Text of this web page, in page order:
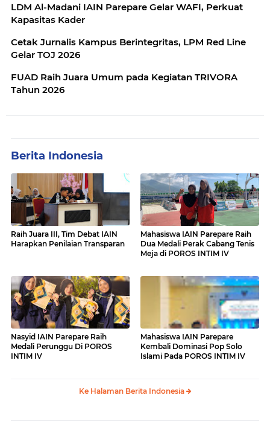
LDM Al-Madani IAIN Parepare Gelar WAFI, Perkuat
Kapasitas Kader
Cetak Jurnalis Kampus Berintegritas, LPM Red Line
Gelar TOJ 2026
FUAD Raih Juara Umum pada Kegiatan TRIVORA
Tahun 2026
Berita Indonesia
Raih Juara III, Tim Debat IAIN
Harapkan Penilaian Transparan
Mahasiswa IAIN Parepare Raih
Dua Medali Perak Cabang Tenis
Meja di POROS INTIM IV
Nasyid IAIN Parepare Raih
Medali Perunggu Di POROS
INTIM IV
Mahasiswa IAIN Parepare
Kembali Dominasi Pop Solo
Islami Pada POROS INTIM IV
Ke Halaman Berita Indonesia